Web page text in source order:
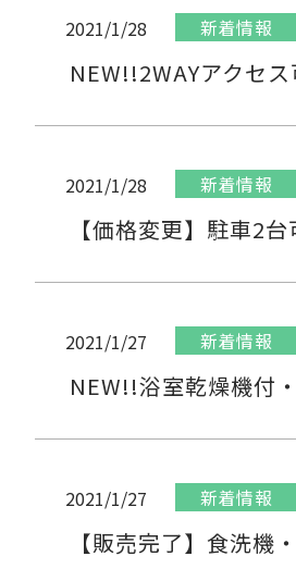
2021/1/28 新着情報
NEW!!2WAYアクセ
2021/1/28 新着情報
【価格変更】駐車2
2021/1/27 新着情報
NEW!!浴室乾燥機付
2021/1/27 新着情報
【販売完了】食洗機